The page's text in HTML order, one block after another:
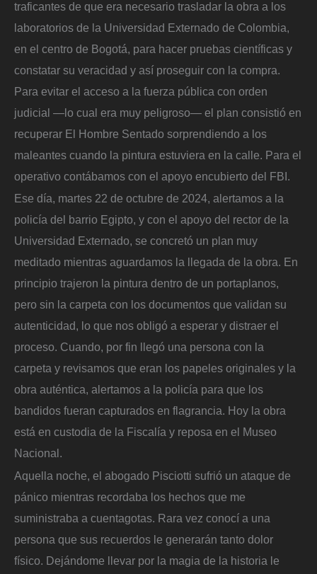
traficantes de que era necesario trasladar la obra a los
laboratorios de la Universidad Externado de Colombia,
en el centro de Bogotá, para hacer pruebas científicas y
constatar su veracidad y así proseguir con la compra.
Para evitar el acceso a la fuerza pública con orden
judicial —lo cual era muy peligroso— el plan consistió en
recuperar El Hombre Sentado sorprendiendo a los
maleantes cuando la pintura estuviera en la calle. Para el
operativo contábamos con el apoyo encubierto del FBI.
Ese día, martes 22 de octubre de 2024, alertamos a la
policía del barrio Egipto, y con el apoyo del rector de la
Universidad Externado, se concretó un plan muy
meditado mientras aguardamos la llegada de la obra. En
principio trajeron la pintura dentro de un portaplanos,
pero sin la carpeta con los documentos que validan su
autenticidad, lo que nos obligó a esperar y distraer el
proceso. Cuando, por fin llegó una persona con la
carpeta y revisamos que eran los papeles originales y la
obra auténtica, alertamos a la policía para que los
bandidos fueran capturados en flagrancia. Hoy la obra
está en custodia de la Fiscalía y reposa en el Museo
Nacional.
Aquella noche, el abogado Pisciotti sufrió un ataque de
pánico mientras recordaba los hechos que me
suministraba a cuentagotas. Rara vez conocí a una
persona que sus recuerdos le generarán tanto dolor
físico. Dejándome llevar por la magia de la historia le